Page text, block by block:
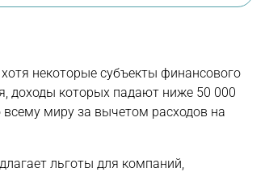
некоторые субъекты финансового
доходы которых падают ниже 50 000
миру за вычетом расходов на
льготы для компаний,